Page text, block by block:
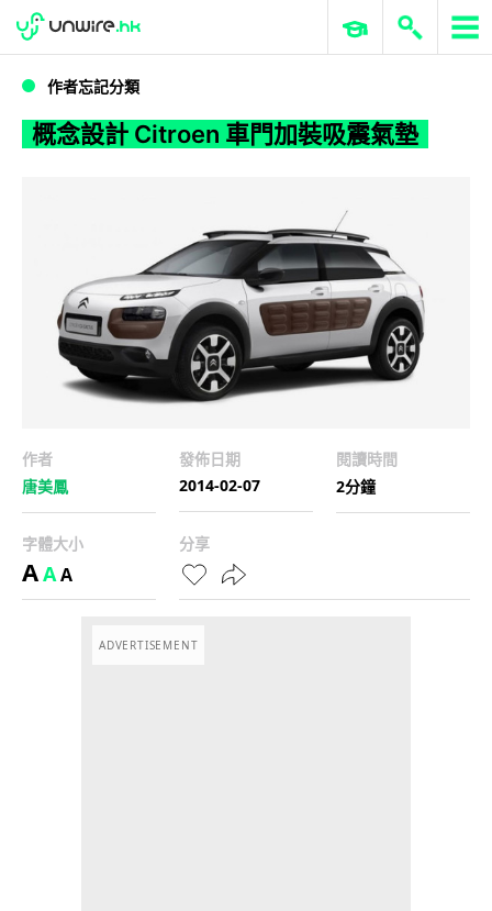
概念設計 Citroen 車門加裝吸震氣墊
WWDC 2026 ERP 與商業 AI
作者忘記分類
概念設計 Citroen 車門加裝吸震氣墊
作者
唐美鳳
發佈日期
2014-02-07
閱讀時間
2分鐘
字體大小
AAA
分享
ADVERTISEMENT